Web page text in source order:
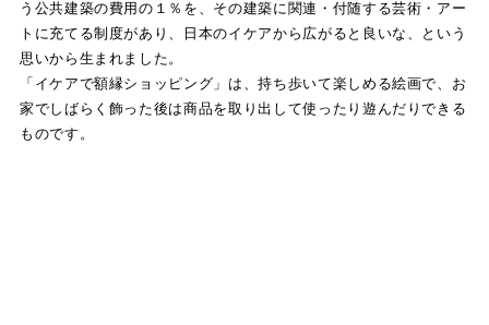
う公共建築の費用の１％を、その建築に関連・付随する芸術・アー
トに充てる制度があり、日本のイケアから広がると良いな、という
思いから生まれました。
「イケアで額縁ショッピング」は、持ち歩いて楽しめる絵画で、お
家でしばらく飾った後は商品を取り出して使ったり遊んだりできる
ものです。